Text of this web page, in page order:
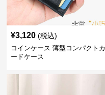
¥3,120 (税込)
コインケース 薄型コンパクトカ
ードケース